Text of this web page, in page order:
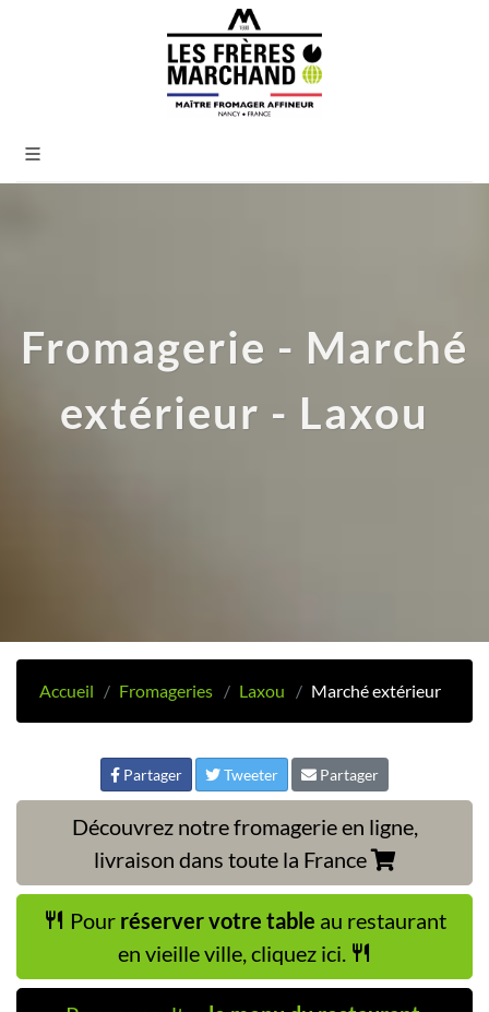
Fromagerie - Marché
extérieur - Laxou
Accueil Fromageries Laxou Marché extérieur
Partager Tweeter Partager
Découvrez notre fromagerie en ligne,
livraison dans toute la France
Pour réserver votre table au restaurant
en vieille ville, cliquez ici.